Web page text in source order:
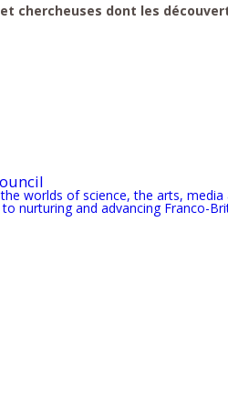
chercheuses dont les
worlds of science, the arts,
nurturing and advancing Franco-